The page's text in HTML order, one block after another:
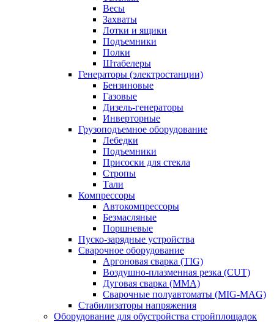
Весы
Захваты
Лотки и ящики
Подъемники
Полки
Штабелеры
Генераторы (электростанции)
Бензиновые
Газовые
Дизель-генераторы
Инверторные
Грузоподъемное оборудование
Лебедки
Подъемники
Присоски для стекла
Стропы
Тали
Компрессоры
Автокомпрессоры
Безмасляные
Поршневые
Пуско-зарядные устройства
Сварочное оборудование
Аргоновая сварка (TIG)
Воздушно-плазменная резка (CUT)
Дуговая сварка (ММА)
Сварочные полуавтоматы (MIG-MAG)
Стабилизаторы напряжения
Оборудование для обустройства стройплощадок